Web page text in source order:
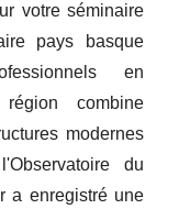
votre séminaire
pays basque
en
combine
modernes
du
a enregistré une